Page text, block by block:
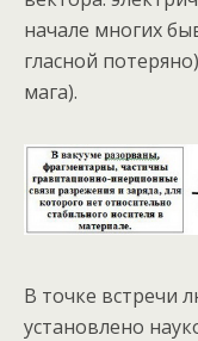
начале многих
гласной
мага).
В точке встречи
установлено